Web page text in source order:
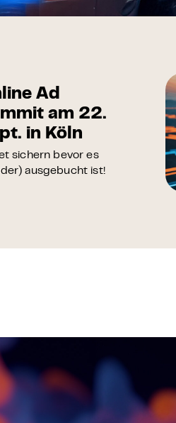
AI Impact
-
im Unternehmen